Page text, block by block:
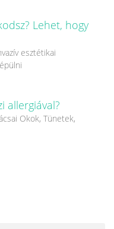
Lehet, hogy
esztétikai
allergiával?
Okok, Tünetek,